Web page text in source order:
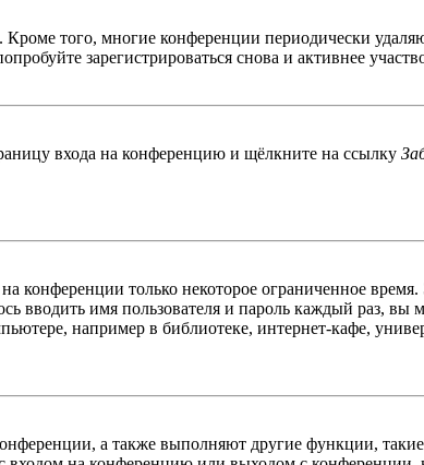
того, многие конференции периодически
зарегистрироваться снова и активнее
входа на конференцию и щёлкните на ссылку
конференции только некоторое ограниченное
вводить имя пользователя и пароль каждый раз, вы
например в библиотеке, интернет-кафе,
а также выполняют другие функции,